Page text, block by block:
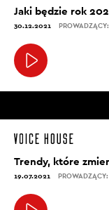
Jaki będzie rok
30.12.2021
Trendy, które
19.07.2021